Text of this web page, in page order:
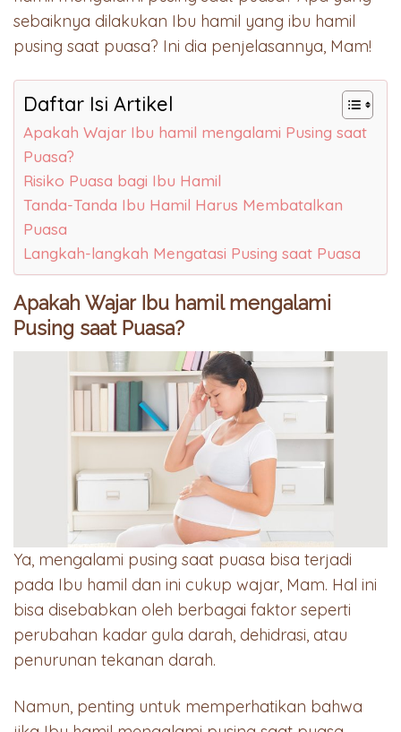
sebaiknya dilakukan Ibu hamil yang ibu hamil
pusing saat puasa? Ini dia penjelasannya, Mam!
Daftar Isi Artikel
Apakah Wajar Ibu hamil mengalami Pusing saat
Puasa?
Risiko Puasa bagi Ibu Hamil
Tanda-Tanda Ibu Hamil Harus Membatalkan
Puasa
Langkah-langkah Mengatasi Pusing saat Puasa
Apakah Wajar Ibu hamil mengalami
Pusing saat Puasa?
Ya, mengalami pusing saat puasa bisa terjadi
pada Ibu hamil dan ini cukup wajar, Mam. Hal ini
bisa disebabkan oleh berbagai faktor seperti
perubahan kadar gula darah, dehidrasi, atau
penurunan tekanan darah.
Namun, penting untuk memperhatikan bahwa